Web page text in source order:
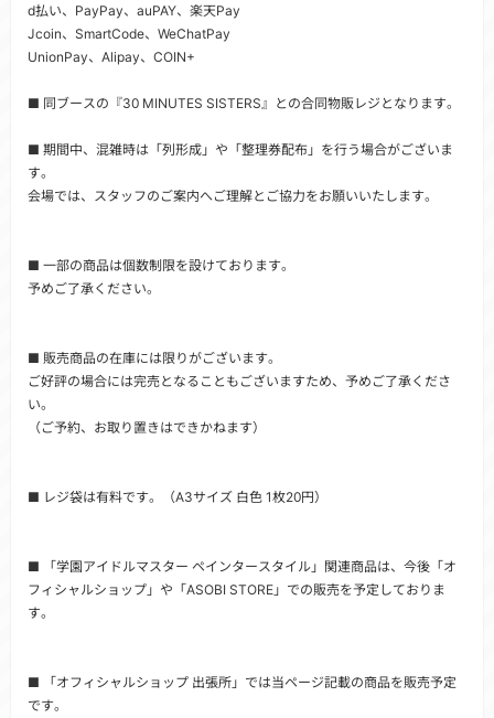
d払い、PayPay、auPAY、楽天Pay
Jcoin、SmartCode、WeChatPay
UnionPay、Alipay、COIN+
■ 同ブースの『30 MINUTES SISTERS』との合同物販レジとなります。
■ 期間中、混雑時は「列形成」や「整理券配布」を行う場合がございま
す。
会場では、スタッフのご案内へご理解とご協力をお願いいたします。
■ 一部の商品は個数制限を設けております。
予めご了承ください。
■ 販売商品の在庫には限りがございます。
ご好評の場合には完売となることもございますため、予めご了承くださ
い。
（ご予約、お取り置きはできかねます）
■ レジ袋は有料です。（A3サイズ 白色 1枚20円）
■ 「学園アイドルマスター ペインタースタイル」関連商品は、今後「オ
フィシャルショップ」や「ASOBI STORE」での販売を予定しておりま
す。
■ 「オフィシャルショップ 出張所」では当ページ記載の商品を販売予定
です。